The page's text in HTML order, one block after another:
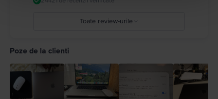
Toate review-urile
1
Poze de la clienti